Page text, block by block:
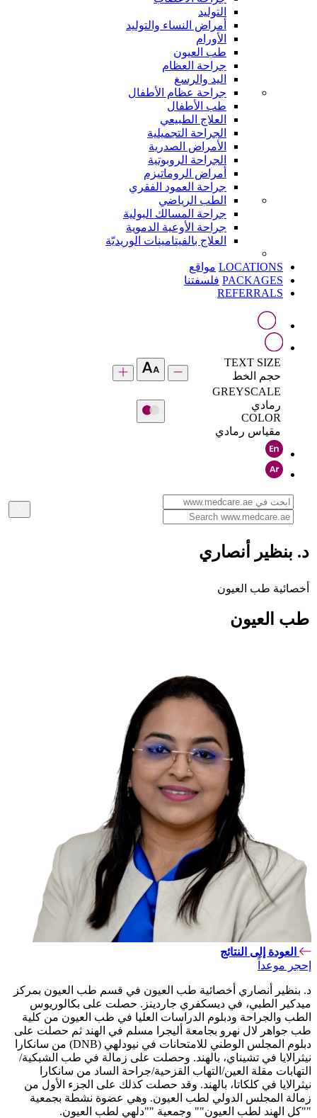
التوليد
أمراض النساء والتوليد
الأورام
طب العيون
جراحة العظام
اليد والرسغ
جراحة عظام الأطفال
طب الأطفال
العلاج الطبيعي
الجراحة التجميلية
الأمراض الصدرية
الجراحة الروبوتية
أمراض الروماتيزم
جراحة العمود الفقري
الطب الرياضي
جراحة المسالك البولية
جراحة الأوعية الدموية
العلاج بالفيتامينات الوريديّة
LOCATIONS مواقع
PACKAGES فلسفتنا
REFERRALS
TEXT SIZE
حجم الخط
GREYSCALE
رمادي
COLOR
مقياس رمادي
د. بنظير أنصاري
أخصائية طب العيون
طب العيون
العودة إلى النتائج
إحجر موعداً
د. بنظير أنصاري أخصائية طب العيون في قسم طب العيون بمركز
ميدكير الطبي، في ديسكفري جاردينز. حصلت على بكالوريوس
الطب والجراحة ودبلوم الدراسات العليا في طب العيون من كلية
طب جواهر لال نهرو بجامعة أليجرا مسلم في الهند ثم حصلت على
دبلوم المجلس الوطني للامتحانات في نيودلهي (DNB) من سانكارا
نيثرالايا في تشيناي، بالهند. وحصلت على زمالة في طب الشبكية/
التهابات مقلة العين/التهاب القزحية/جراحة الساد من سانكارا
نيثرالايا في كلكاتا، بالهند. وقد حصلت كذلك على الجزء الأول من
زمالة المجلس الدولي لطب العيون. وهي عضوة نشطة بجمعية
""كل الهند لطب العيون"" وجمعية ""دلهي لطب العيون.